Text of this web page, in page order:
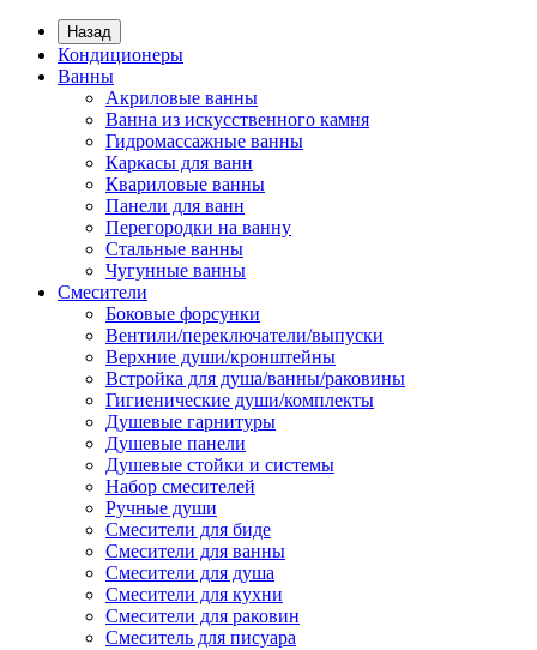
Назад
Кондиционеры
Ванны
Акриловые ванны
Ванна из искусственного камня
Гидромассажные ванны
Каркасы для ванн
Квариловые ванны
Панели для ванн
Перегородки на ванну
Стальные ванны
Чугунные ванны
Смесители
Боковые форсунки
Вентили/переключатели/выпуски
Верхние души/кронштейны
Встройка для душа/ванны/раковины
Гигиенические души/комплекты
Душевые гарнитуры
Душевые панели
Душевые стойки и системы
Набор смесителей
Ручные души
Смесители для биде
Смесители для ванны
Смесители для душа
Смесители для кухни
Смесители для раковин
Смеситель для писуара